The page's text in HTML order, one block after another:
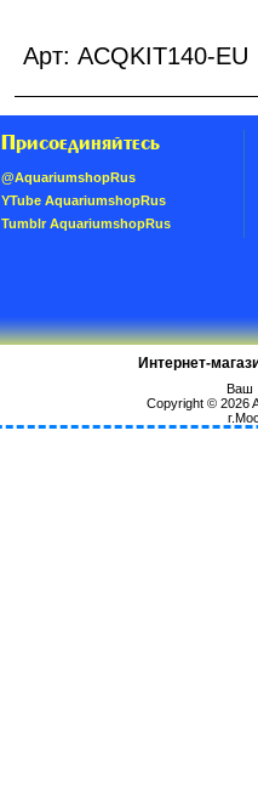
Арт: ACQKIT140-EU
Присоединяйтесь
@AquariumshopRus
YTube AquariumshopRus
Tumblr AquariumshopRus
Интернет-
Ваш
Copyright © 2026